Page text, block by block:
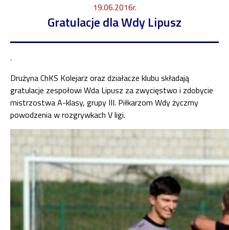
19.06.2016r.
Gratulacje dla Wdy Lipusz
.
Drużyna ChKS Kolejarz oraz działacze klubu składają
gratulacje zespołowi Wda Lipusz za zwycięstwo i zdobycie
mistrzostwa A-klasy, grupy III. Piłkarzom Wdy życzmy
powodzenia w rozgrywkach V ligi.